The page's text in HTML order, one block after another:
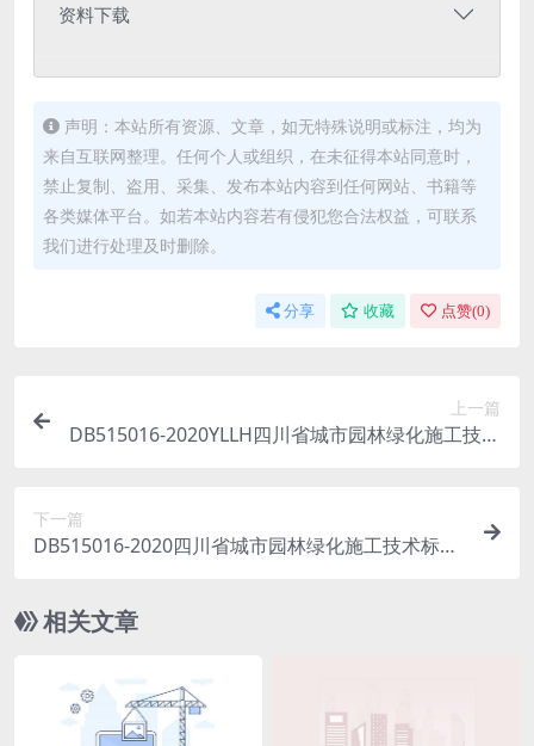
资料下载
声明：本站所有资源、文章，如无特殊说明或标注，均为
来自互联网整理。任何个人或组织，在未征得本站同意时，
禁止复制、盗用、采集、发布本站内容到任何网站、书籍等
各类媒体平台。如若本站内容若有侵犯您合法权益，可联系
我们进行处理及时删除。
分享 收藏 点赞(0)
上一篇
DB515016-2020YLLH四川省城市园林绿化施工技术
下一篇
DB515016-2020四川省城市园林绿化施工技术标准.
相关文章